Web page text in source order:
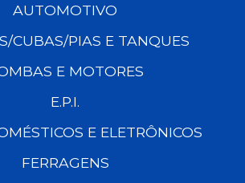
AUTOMOTIVO
CUBAS/PIAS E TANQUES
E MOTORES
E.P.I.
E ELETRÔNICOS
FERRAGENS